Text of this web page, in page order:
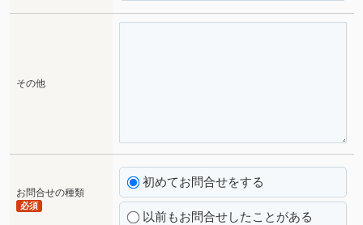
その他
お問合せの種類
必須
初めてお問合せをする
以前もお問合せしたことがある